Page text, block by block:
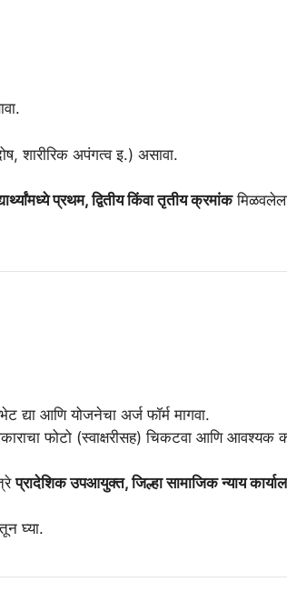
शारीरिक अपंगत्व इ.) असावा.
प्रथम, द्वितीय किंवा तृतीय क्रमांक
द्या आणि योजनेचा अर्ज फॉर्म मागवा.
फोटो (स्वाक्षरीसह) चिकटवा आणि आवश्यक
प्रादेशिक उपआयुक्त, जिल्हा सामाजिक न्याय
घ्या.